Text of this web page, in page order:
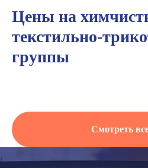
Цены на
текстильно-
группы
Смотреть